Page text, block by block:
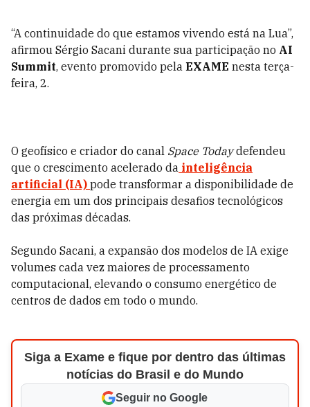
“A continuidade do que estamos vivendo está na Lua”,
afirmou Sérgio Sacani durante sua participação no AI
Summit, evento promovido pela EXAME nesta terça-
feira, 2.
O geofísico e criador do canal Space Todaydefendeu
que o crescimento acelerado da inteligência
artificial (IA) pode transformar a disponibilidade de
energia em um dos principais desafios tecnológicos
das próximas décadas.
Segundo Sacani, a expansão dos modelos de IA exige
volumes cada vez maiores de processamento
computacional, elevando o consumo energético de
centros de dados em todo o mundo.
Siga a Exame e fique por dentro das últimas
notícias do Brasil e do Mundo
Seguir no Google